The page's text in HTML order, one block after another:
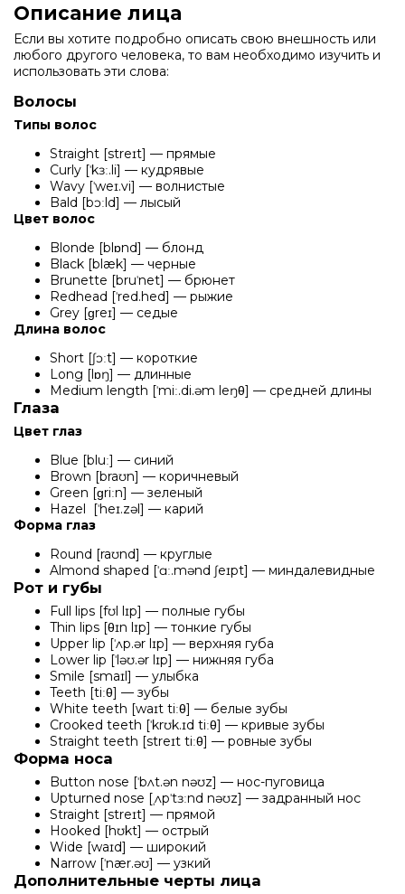
Описание лица
Если вы хотите подробно описать свою внешность или
любого другого человека, то вам необходимо изучить и
использовать эти слова:
Волосы
Типы волос
Straight [streɪt] — прямые
Curly [ˈkɜː.li] — кудрявые
Wavy [ˈweɪ.vi] — волнистые
Bald [bɔːld] — лысый
Цвет волос
Blonde [blɒnd] — блонд
Black [blæk] — черные
Brunette [bruˈnet] — брюнет
Redhead [ˈred.hed] — рыжие
Grey [ɡreɪ] — седые
Длина волос
Short [ʃɔːt] — короткие
Long [lɒŋ] — длинные
Medium length [ˈmiː.di.əm leŋθ] — средней длины
Глаза
Цвет глаз
Blue [bluː] — синий
Brown [braʊn] — коричневый
Green [ɡriːn] — зеленый
Hazel [ˈheɪ.zəl] — карий
Форма глаз
Round [raʊnd] — круглые
Almond shaped [ˈɑː.mənd ʃeɪpt] — миндалевидные
Рот и губы
Full lips [fʊl lɪp] — полные губы
Thin lips [θɪn lɪp] — тонкие губы
Upper lip [ˈʌp.ər lɪp] — верхняя губа
Lower lip [ˈləʊ.ər lɪp] — нижняя губа
Smile [smaɪl] — улыбка
Teeth [tiːθ] — зубы
White teeth [waɪt tiːθ] — белые зубы
Crooked teeth [ˈkrʊk.ɪd tiːθ] — кривые зубы
Straight teeth [streɪt tiːθ] — ровные зубы
Форма носа
Button nose [ˈbʌt.ən nəʊz] — нос-пуговица
Upturned nose [ˌʌpˈtɜːnd nəʊz] — задранный нос
Straight [streɪt] — прямой
Hooked [hʊkt] — острый
Wide [waɪd] — широкий
Narrow [ˈnær.əʊ] — узкий
Дополнительные черты лица